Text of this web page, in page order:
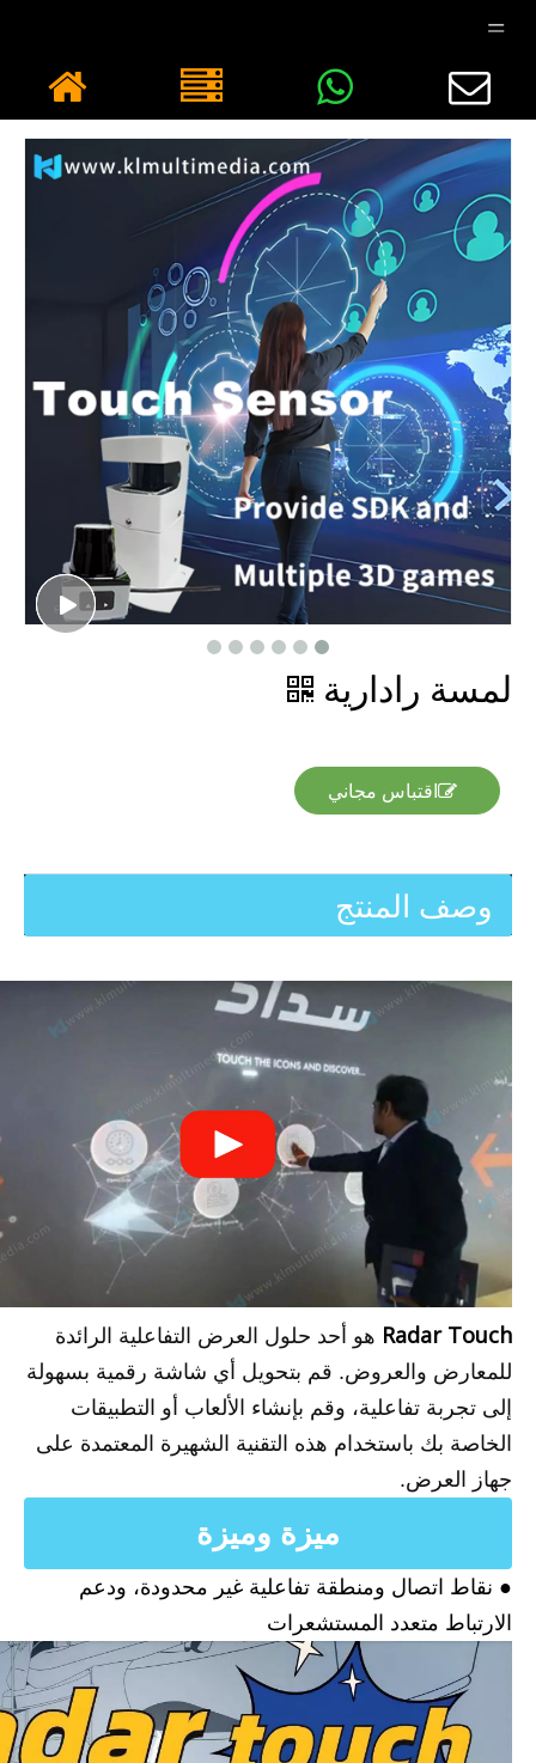
لمسة رادارية
اقتباس مجاني
وصف المنتج
Radar Touch هو أحد حلول العرض التفاعلية الرائدة
للمعارض والعروض. قم بتحويل أي شاشة رقمية بسهولة
إلى تجربة تفاعلية، وقم بإنشاء الألعاب أو التطبيقات
الخاصة بك باستخدام هذه التقنية الشهيرة المعتمدة على
جهاز العرض.
ميزة وميزة
● نقاط اتصال ومنطقة تفاعلية غير محدودة، ودعم
الارتباط متعدد المستشعرات